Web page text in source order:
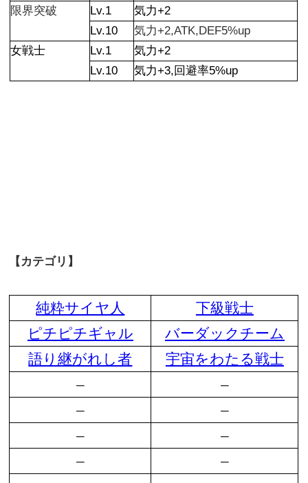
限界突破
Lv.1
気力+2
Lv.10
気力+2,ATK,DEF5%up
女戦士
Lv.1
気力+2
Lv.10
気力+3,回避率5%up
【カテゴリ】
純粋サイヤ人
下級戦士
ピチピチギャル
バーダックチーム
語り継がれし者
宇宙をわたる戦士
–
–
–
–
–
–
–
–